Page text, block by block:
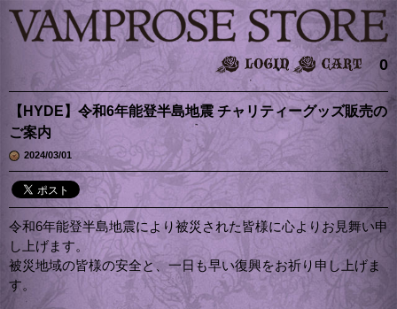
0
【HYDE】令和6年能登半島地震 チャリティーグッズ販売の
ご案内
2024/03/01
令和6年能登半島地震により被災された皆様に心よりお見舞い申
し上げます。
被災地域の皆様の安全と、一日も早い復興をお祈り申し上げま
す。